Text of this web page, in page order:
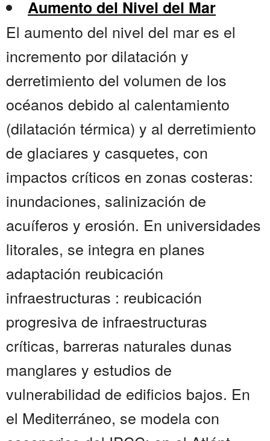
Aumento del Nivel del Mar
El aumento del nivel del mar es el
incremento por dilatación y
derretimiento del volumen de los
océanos debido al calentamiento
(dilatación térmica) y al derretimiento
de glaciares y casquetes, con
impactos críticos en zonas costeras:
inundaciones, salinización de
acuíferos y erosión. En universidades
litorales, se integra en planes
adaptación reubicación
infraestructuras : reubicación
progresiva de infraestructuras
críticas, barreras naturales dunas
manglares y estudios de
vulnerabilidad de edificios bajos. En
el Mediterráneo, se modela con